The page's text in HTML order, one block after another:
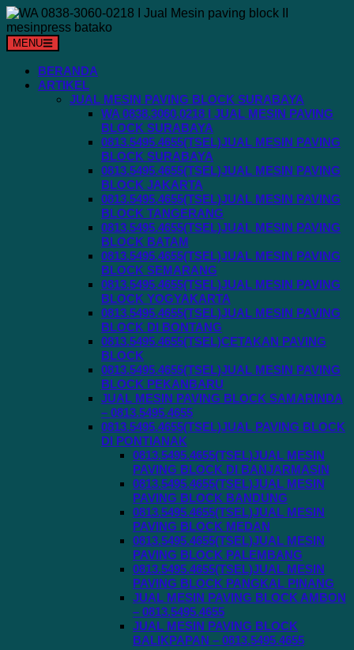
Langsung
ke
konten
MENU
BERANDA
ARTIKEL
JUAL MESIN PAVING BLOCK SURABAYA
WA 0838.3060.0218 I JUAL MESIN PAVING
BLOCK SURABAYA
0813.5495.4655(TSEL)JUAL MESIN PAVING
BLOCK SURABAYA
0813.5495.4655(TSEL)JUAL MESIN PAVING
BLOCK JAKARTA
0813.5495.4655(TSEL)JUAL MESIN PAVING
BLOCK TANGERANG
0813.5495.4655(TSEL)JUAL MESIN PAVING
BLOCK BATAM
0813.5495.4655(TSEL)JUAL MESIN PAVING
BLOCK SEMARANG
0813.5495.4655(TSEL)JUAL MESIN PAVING
BLOCK YOGYAKARTA
0813.5495.4655(TSEL)JUAL MESIN PAVING
BLOCK DI BONTANG
0813.5495.4655(TSEL)CETAKAN PAVING
BLOCK
0813.5495.4655(TSEL)JUAL MESIN PAVING
BLOCK PEKANBARU
JUAL MESIN PAVING BLOCK SAMARINDA
– 0813.5495.4655
0813.5495.4655(TSEL)JUAL PAVING BLOCK
DI PONTIANAK
0813.5495.4655(TSEL)JUAL MESIN
PAVING BLOCK DI BANJARMASIN
0813.5495.4655(TSEL)JUAL MESIN
PAVING BLOCK BANDUNG
0813.5495.4655(TSEL)JUAL MESIN
PAVING BLOCK MEDAN
0813.5495.4655(TSEL)JUAL MESIN
PAVING BLOCK PALEMBANG
0813.5495.4655(TSEL)JUAL MESIN
PAVING BLOCK PANGKAL PINANG
JUAL MESIN PAVING BLOCK AMBON
– 0813.5495.4655
JUAL MESIN PAVING BLOCK
BALIKPAPAN – 0813.5495.4655